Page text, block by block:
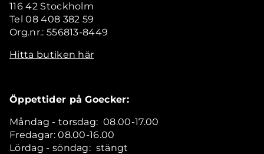
116 42 Stockholm
Tel 08 408 382 59
Org.nr.: 556813-8449
Hitta butiken här
Öppettider på Goecker:
Måndag - torsdag: 08.00-17.00
Fredagar: 08.00-16.00
Lördag - söndag: stängt